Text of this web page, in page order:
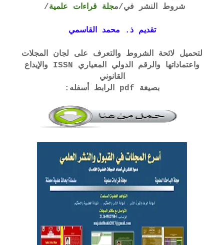
شروط النشر في/مجلة قراءات علمية/
تقديم ذ. محمد القاسمي
لتحميل لائحة الشروط والتعرف على لجان المجلات
واعتماداتها والرقم الدولي المعياري ISSN والإيداع
القانوني
بصيغة pdf الرابط أسفله: